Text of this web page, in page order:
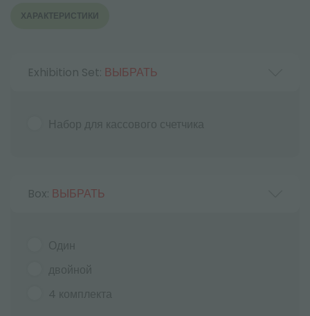
ХАРАКТЕРИСТИКИ
Exhibition Set: ВЫБРАТЬ
Набор для кассового счетчика
Box: ВЫБРАТЬ
Один
двойной
4 комплекта